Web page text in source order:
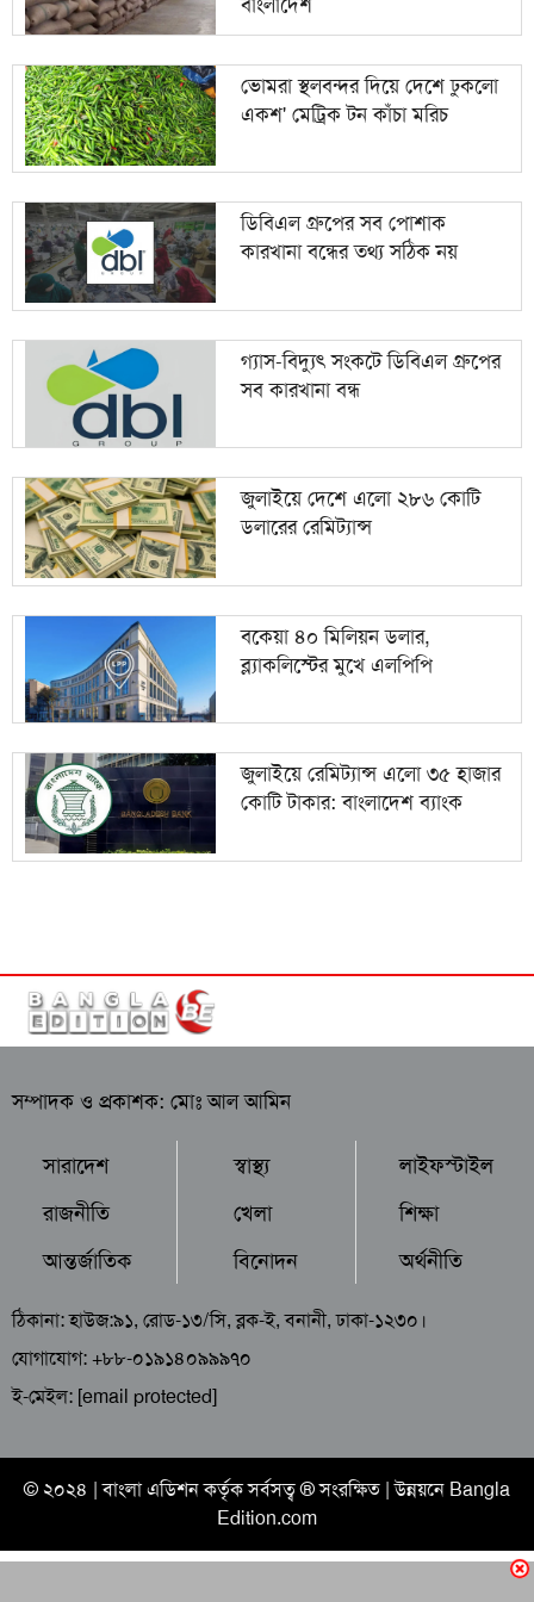
ভোমরা স্থলবন্দর দিয়ে দেশে ঢুকলো
একশ' মেট্রিক টন কাঁচা মরিচ
ডিবিএল গ্রুপের সব পোশাক
কারখানা বন্ধের তথ্য সঠিক নয়
গ্যাস-বিদ্যুৎ সংকটে ডিবিএল গ্রুপের
সব কারখানা বন্ধ
জুলাইয়ে দেশে এলো ২৮৬ কোটি
ডলারের রেমিট্যান্স
বকেয়া ৪০ মিলিয়ন ডলার,
ব্ল্যাকলিস্টের মুখে এলপিপি
জুলাইয়ে রেমিট্যান্স এলো ৩৫ হাজার
কোটি টাকার: বাংলাদেশ ব্যাংক
সম্পাদক ও প্রকাশক: মোঃ আল আমিন
সারাদেশ
রাজনীতি
আন্তর্জাতিক
স্বাস্থ্য
খেলা
বিনোদন
লাইফস্টাইল
শিক্ষা
অর্থনীতি
ঠিকানা: হাউজ:৯১, রোড-১৩/সি, ব্লক-ই, বনানী, ঢাকা-১২৩০।
যোগাযোগ: +৮৮-০১৯১৪০৯৯৯৭০
ই-মেইল: [email protected]
© ২০২৪ |বাংলা এডিশনকর্তৃক সর্বসত্ব ® সংরক্ষিত | উন্নয়নে Bangla
Edition.com